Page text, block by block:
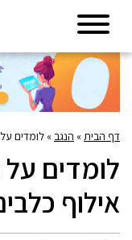
דף הבית» הנגב» לומדים
לומדים
אילוף